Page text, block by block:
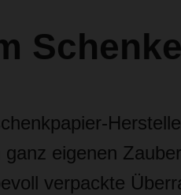
eigenen
verpackte